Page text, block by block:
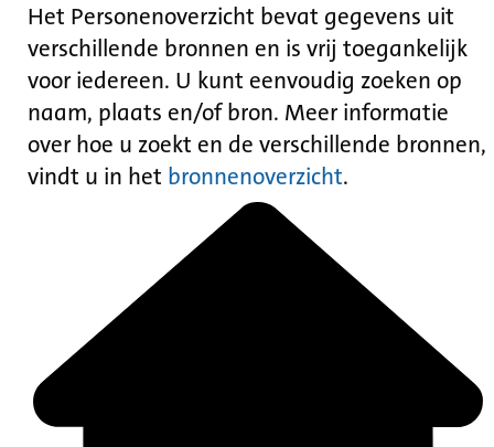
Het Personenoverzicht bevat gegevens uit
verschillende bronnen en is vrij toegankelijk
voor iedereen. U kunt eenvoudig zoeken op
naam, plaats en/of bron. Meer informatie
over hoe u zoekt en de verschillende bronnen,
vindt u in het bronnenoverzicht.